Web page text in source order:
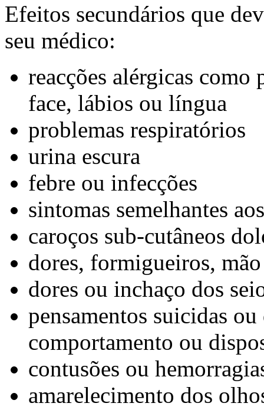
Efeitos secundários que
seu médico:
reacções alérgicas
face, lábios ou língua
problemas respiratórios
urina escura
febre ou infecções
sintomas semelhantes
caroços sub-cutâneos
dores, formigueiros,
dores ou inchaço dos
pensamentos suicidas
comportamento ou
contusões ou
amarelecimento dos